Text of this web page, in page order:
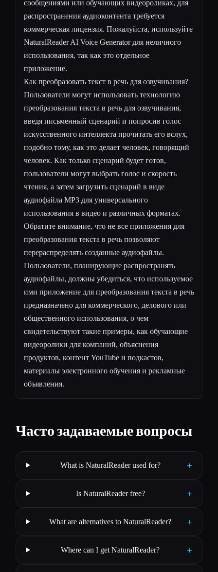
сообщениями или обучающих видеороликах, для
распространения аудиоконтента требуется
коммерческая лицензия. Пожалуйста, используйте
NaturalReader AI Voice Generator для неличного
использования, так как это отдельное
приложение.
Как преобразовать текст в речь для озвучивания?
Пользователи могут использовать технологию
преобразования текста в речь для озвучивания,
введя письменный сценарий и попросив голос
искусственного интеллекта прочитать его вслух,
подобно тому, как это делает человек, говорящий
человек. Как только сценарий будет готов,
пользователи могут выбрать голос и скорость
чтения, а затем загрузить сценарий в виде
аудиофайла MP3 для универсального
использования в видео и различных форматах.
Обратите внимание, что не все приложения для
преобразования текста в речь позволяют
перераспределять созданные аудиофайлы.
Пользователи, планирующие распространять
аудиофайлы, должны убедиться, что используемое
ими приложение для преобразования текста в речь
предназначено для коммерческого, делового или
общественного использования, о чем
свидетельствуют такие примеры, как обучающие
видеоролики для компаний, объяснения
продуктов, контент YouTube и подкастов,
материалы электронного обучения и рекламные
объявления.
Часто задаваемые вопросы
What is NaturalReader used for? +
Is NaturalReader free? +
What are alternatives to NaturalReader? +
Where can I get NaturalReader? +